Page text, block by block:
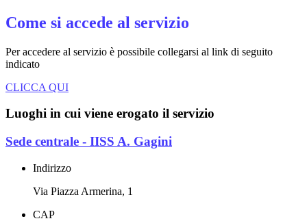
Come si accede al servizio
Per accedere al servizio è possibile collegarsi al link di seguito
indicato
CLICCA QUI
Luoghi in cui viene erogato il servizio
Sede centrale - IISS A. Gagini
Indirizzo
Via Piazza Armerina, 1
CAP